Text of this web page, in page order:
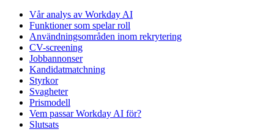
Vår analys av Workday AI
Funktioner som spelar roll
Användningsområden inom rekrytering
CV-screening
Jobbannonser
Kandidatmatchning
Styrkor
Svagheter
Prismodell
Vem passar Workday AI för?
Slutsats